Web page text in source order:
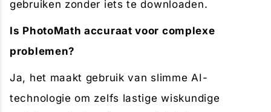
gebruiken zonder iets te downloaden.
Is PhotoMath accuraat voor complexe
problemen?
Ja, het maakt gebruik van slimme AI-
technologie om zelfs lastige wiskundige